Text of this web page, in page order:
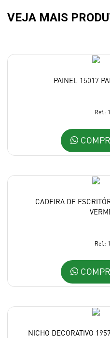
VEJA MAIS
PAINEL 15017
Ref.:
CADEIRA DE
Ref.:
NICHO DECORATIVO